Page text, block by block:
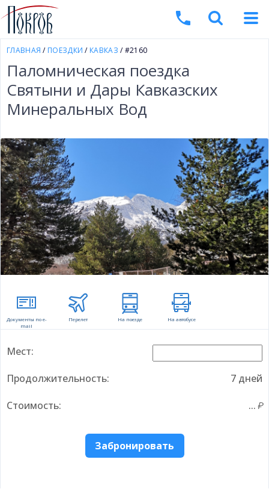
ГЛАВНАЯ / ПОЕЗДКИ / КАВКАЗ / #2160
Паломническая поездка
Святыни и Дары Кавказских
Минеральных Вод
Документы по e-
mail
Перелет На поезде На автобусе
Мест:
Продолжительность: 7 дней
Стоимость: ...
Забронировать